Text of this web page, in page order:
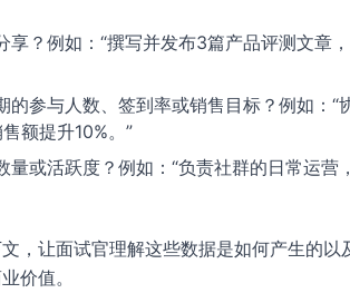
？例如：“撰写并发布3篇产品评测文章
参与人数、签到率或销售目标？例如：“
额提升10%。”
或活跃度？例如：“负责社群的日常运营
，让面试官理解这些数据是如何产生的以
价值。